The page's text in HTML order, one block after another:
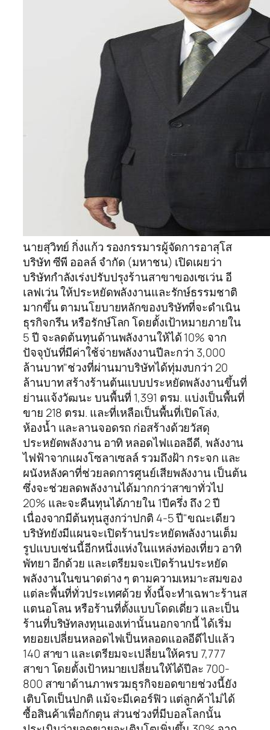
นายสุวิทย์ กิ่งแก้ว รองกรรมารผู้จัดการอาสุโส
บริษัท ซีพี ออลล์ จำกัด (มหาชน) เปิดเผยว่า
บริษัทกำลังเร่งปรับปรุงร้านสาขาของเซเว่น อี
เลฟเว่น ให้ประหยัดพลังงานและรักษ์ธรรมชาติ
มากขึ้น ตามนโยบายหลักของบริษัทที่จะดำเนิน
ธุรกิจกรีน หรือรักษ์โลก โดยตั้งเป้าหมายภายใน
5 ปี จะลดต้นทุนด้านพลังงานให้ได้ 10% จาก
ปัจจุบันที่มีค่าใช้จ่ายพลังงานปีละกว่า 3,000
ล้านบาท"ช่วงที่ผ่านมาบริษัทได้ทุ่มงบกว่า 20
ล้านบาท สร้างร้านต้นแบบประหยัดพลังงานขึ้นที่
ย่านแจ้งวัฒนะ บนพื้นที่ 1,391 ตรม. แบ่งเป็นพื้นที่
ขาย 218 ตรม. และที่เหลือเป็นพื้นที่เปิดโล่ง,
ห้องน้ำ และลานจอดรถ ก่อสร้างด้วยวัสดุ
ประหยัดพลังงาน อาทิ หลอดไฟแอลอีดี, พลังงาน
ไฟฟ้าจากแผงโซลาเซลล์ รวมถึงฝ้า กระจก และ
ผนังหลังคาที่ช่วยลดการศูนย์เสียพลังงาน เป็นต้น
ซึ่งจะช่วยลดพลังงานได้มากกว่าสาขาทั่วไป
20% และจะคืนทุนได้ภายใน 1ปีครึ่ง ถึง 2 ปี
เนื่องจากมีต้นทุนสูงกว่าปกติ 4-5 ปี"ขณะเดียว
บริษัทยังมีแผนจะเปิดร้านประหยัดพลังงานเต็ม
รูปแบบเช่นนี้อีกหนึ่งแห่งในแหล่งท่องเที่ยว อาทิ
พัทยา อีกด้วย และเตรียมจะเปิดร้านประหยัด
พลังงานในขนาดต่าง ๆ ตามความเหมาะสมของ
แต่ละพื้นที่ทั่วประเทศด้วย ทั้งนี้จะทำเฉพาะร้านส
แตนอโลน หรือร้านที่ตั้งแบบโดดเดี่ยว และเป็น
ร้านที่บริษัทลงทุนเองเท่านั้นนอกจากนี้ ได้เริ่ม
ทยอยเปลี่ยนหลอดไฟเป็นหลอดแอลอีดีไปแล้ว
140 สาขา และเตรียมจะเปลี่ยนให้ครบ 7,777
สาขา โดยตั้งเป้าหมายเปลี่ยนให้ได้ปีละ 700-
800 สาขาด้านภาพรวมธุรกิจยอดขายช่วงนี้ยัง
เติบโตเป็นปกติ แม้จะมีเคอร์ฟิว แต่ลูกค้าไม่ได้
ซื้อสินค้าเพื่อกักตุน ส่วนช่วงที่มีบอลโลกนั้น